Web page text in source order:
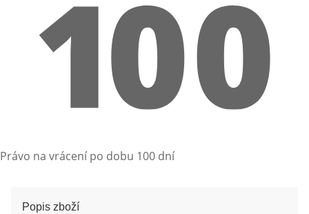
Právo na vrácení po dobu 100 dní
Popis zboží